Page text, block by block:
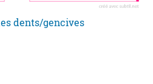
dents/gencives